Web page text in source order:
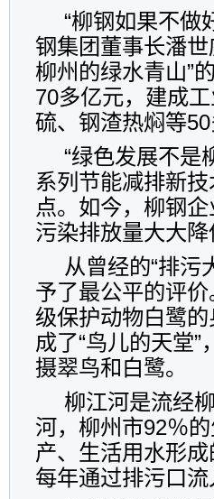
“柳钢如果不做
钢集团董事长潘
柳州的绿水青山”
70多亿元，建成
硫、钢渣热焖等
“绿色发展不是
系列节能减排新
点。如今，柳钢
污染排放量大大降
从曾经的“排污
予了最公平的评
级保护动物白鹭
成了“鸟儿的天堂
摄翠鸟和白鹭。
柳江河是流经
河，柳州市92％
产、生活用水形
每年通过排污口